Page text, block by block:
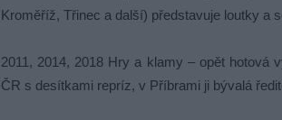
Kroměříž, Třinec a další) představuje loutky a
2011, 2014, 2018 Hry a klamy – opět hotová
ČR s desítkami repríz, v Příbrami ji bývalá